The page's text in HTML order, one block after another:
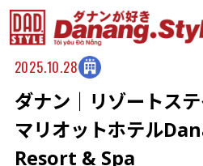
Tiếng Việt 한국
繁體中文
English
About ダナンスタ
2025.10.28
ダナン｜リゾートス
マリオットホテル
Resort & Spa